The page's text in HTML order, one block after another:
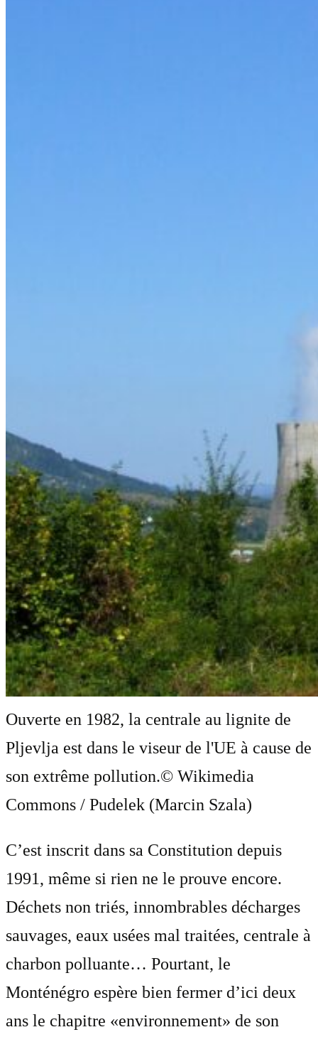
Ouverte en 1982, la centrale au lignite de
Pljevlja est dans le viseur de l'UE à cause de
son extrême pollution.© Wikimedia
Commons / Pudelek (Marcin Szala)
C’est inscrit dans sa Constitution depuis
1991, même si rien ne le prouve encore.
Déchets non triés, innombrables décharges
sauvages, eaux usées mal traitées, centrale à
charbon polluante… Pourtant, le
Monténégro espère bien fermer d’ici deux
ans le chapitre «environnement» de son